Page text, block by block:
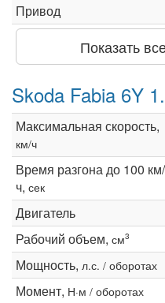
Привод
Показать
Skoda Fabia 6Y
Максимальная скорость,
км/ч
Время разгона до 100 км/
ч, сек
Двигатель
Рабочий объем, см3
Мощность, л.с. / оборотах
Момент, Н·м / оборотах